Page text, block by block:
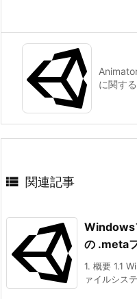
の
断）
7.
役
2.
定
方
法:
7.
3.
に関す
 関連記事
Windows
の .meta
1. 概要 1.1
ァイルシス